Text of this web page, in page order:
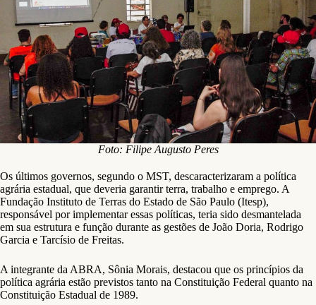
Foto: Filipe Augusto Peres
Os últimos governos, segundo o MST, descaracterizaram a política
agrária estadual, que deveria garantir terra, trabalho e emprego. A
Fundação Instituto de Terras do Estado de São Paulo (Itesp),
responsável por implementar essas políticas, teria sido desmantelada
em sua estrutura e função durante as gestões de João Doria, Rodrigo
Garcia e Tarcísio de Freitas.
A integrante da ABRA, Sônia Morais, destacou que os princípios da
política agrária estão previstos tanto na Constituição Federal quanto na
Constituição Estadual de 1989.